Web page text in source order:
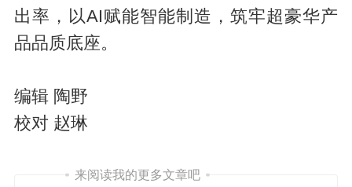
出率，以AI赋能智能制造，筑牢超豪华产
品品质底座。
编辑 陶野
校对 赵琳
来阅读我的更多文章吧